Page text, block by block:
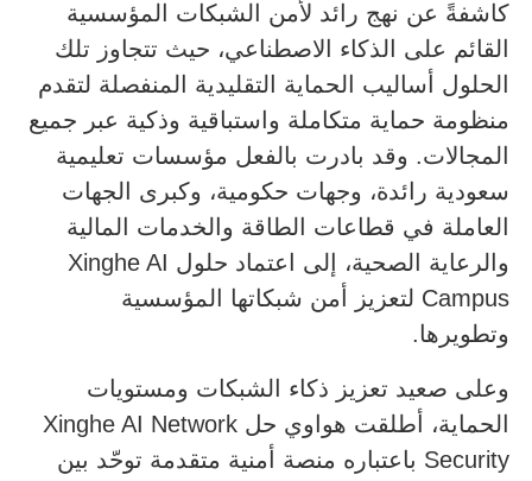
كاشفةً عن نهج رائد لأمن الشبكات المؤسسية
القائم على الذكاء الاصطناعي، حيث تتجاوز تلك
الحلول أساليب الحماية التقليدية المنفصلة لتقدم
منظومة حماية متكاملة واستباقية وذكية عبر جميع
المجالات. وقد بادرت بالفعل مؤسسات تعليمية
سعودية رائدة، وجهات حكومية، وكبرى الجهات
العاملة في قطاعات الطاقة والخدمات المالية
والرعاية الصحية، إلى اعتماد حلول Xinghe AI
Campus لتعزيز أمن شبكاتها المؤسسية
وتطويرها.
وعلى صعيد تعزيز ذكاء الشبكات ومستويات
الحماية، أطلقت هواوي حل Xinghe AI Network
Security باعتباره منصة أمنية متقدمة توحّد بين